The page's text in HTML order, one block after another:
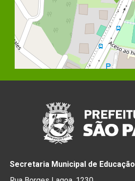
Secretaria Municipal de Educação